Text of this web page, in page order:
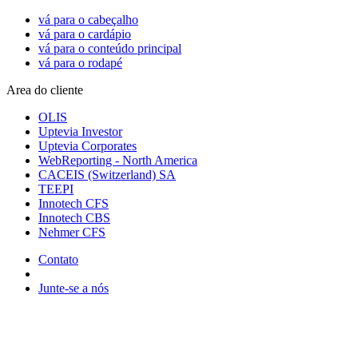
vá para o cabeçalho
vá para o cardápio
vá para o conteúdo principal
vá para o rodapé
Area do cliente
OLIS
Uptevia Investor
Uptevia Corporates
WebReporting - North America
CACEIS (Switzerland) SA
TEEPI
Innotech CFS
Innotech CBS
Nehmer CFS
Contato
Junte-se a nós